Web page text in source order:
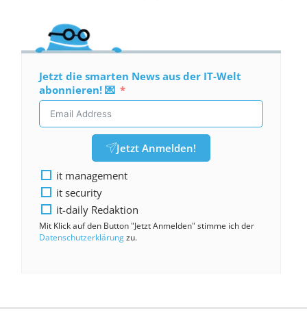
Jetzt die smarten News aus der IT-Welt
abonnieren! 💌
Jetzt Anmelden!
it management
it security
it-daily Redaktion
Mit Klick auf den Button "Jetzt Anmelden" stimme ich der
Datenschutzerklärungzu.